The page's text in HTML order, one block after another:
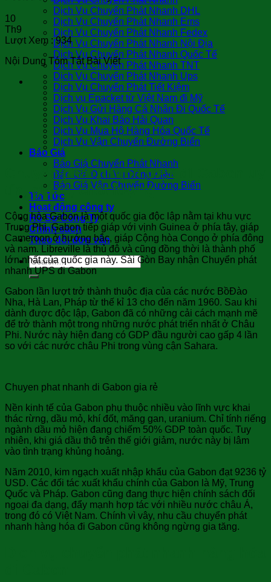
Dịch Vụ Chuyển Phát Nhanh DHL
Dịch Vụ Chuyển Phát Nhanh Ems
Dịch Vụ Chuyển Phát Nhanh Fedex
Dịch Vụ Chuyển Phát Nhanh Nội Địa
Dịch Vụ Chuyển Phát Nhanh Quốc Tế
Dịch Vụ Chuyển Phát Nhanh TNT
Dịch Vụ Chuyển Phát Nhanh Ups
Dịch Vụ Chuyển Phát Tiết Kiệm
Dịch vụ Epacket từ Việt Nam đi Mỹ
Dịch Vụ Gửi Hàng Cá Nhân Đi Quốc Tế
Dịch Vụ Khai Báo Hải Quan
Dịch Vụ Mua Hộ Hàng Hóa Quốc Tế
Dịch Vụ Vận Chuyển Đường Biển
Báo Giá
Báo Giá Chuyển Phát Nhanh
Báo Giá Dịch Vụ Đóng Kiện
Báo Giá Vận Chuyển Đường Biển
Tin Tức
Hoạt động công ty
Hồ Sơ Công Ty
Chính sách
Theo dõi đơn vận
10
Th9
Lượt Xem : 934
Nội Dung Tóm Tắt Bài Viết
Chuyển phát nhanh UPS đi Gabon uy
tín, giá rẻ, chất lượng
Cộng hòa Gabon là một quốc gia độc lập nằm tại khu vực
Trung Phi. Gabon tiếp giáp với vịnh Guinea ở phía tây, giáp
Cameroon ở hướng bắc, giáp Cộng hòa Congo ở phía đông
và nam. Libreville là thủ đô và cũng đồng thời là thành phố
lớn nhất của quốc gia này. Sài Gòn Bay nhận Chuyển phát
nhanh UPS đi Gabon
Gabon lần lượt trở thành thuộc địa của các nước BồĐào
Nha, Hà Lan, Pháp từ thế kỉ 13 cho đến năm 1960. Sau khi
dành được độc lập, Gabon đã có những cải cách mạnh mẽ
để trở thành một trong những nước phát triển nhất ở Châu
Phi. Nước này hiện đang có GDP đầu người cao gấp 4 lần
so với các nước châu Phi trong vùng cận Sahara.
Chuyen phat nhanh di Gabon gia rẻ
Nền kinh tế của Gabon phụ thuộc nhiều vào lĩnh vực khai
thác rừng, dầu mỏ, khí đốt, măng gan, uranium. Chỉ tính riếng
ngành dầu mỏ hiện đang chiếm 50% GDP toàn quốc. Tuy
nhiên, khi giá dầu thô trên thế giới giảm, nước này bị lâm
vào tình trạng khủng hoảng.
Năm 2010, kim ngạch xuất nhập khẩu của Gabon đạt 9236 tỷ
USD. Các đối tác xuất khẩu chính của Gabon là Mỹ, Trung
Quốc và Pháp. Gabon cũng đang thực hiện chính sách đối
ngoại đa dạng, đẩy mạnh hợp tác với nhiều nước châu Á,
trong đó có Việt Nam. Chính vì vây, nhu cầu chuyển phát
nhanh hàng hóa đi Gabon cũng không ngừng gia tăng.